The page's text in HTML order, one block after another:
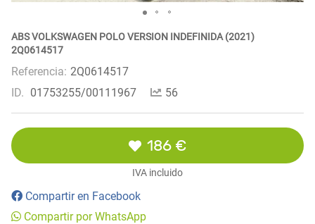
ABS VOLKSWAGEN POLO VERSION INDEFINIDA (2021)
2Q0614517
Referencia: 2Q0614517
ID. 01753255/00111967 56
186 €
IVA incluido
Compartir en Facebook
Compartir por WhatsApp